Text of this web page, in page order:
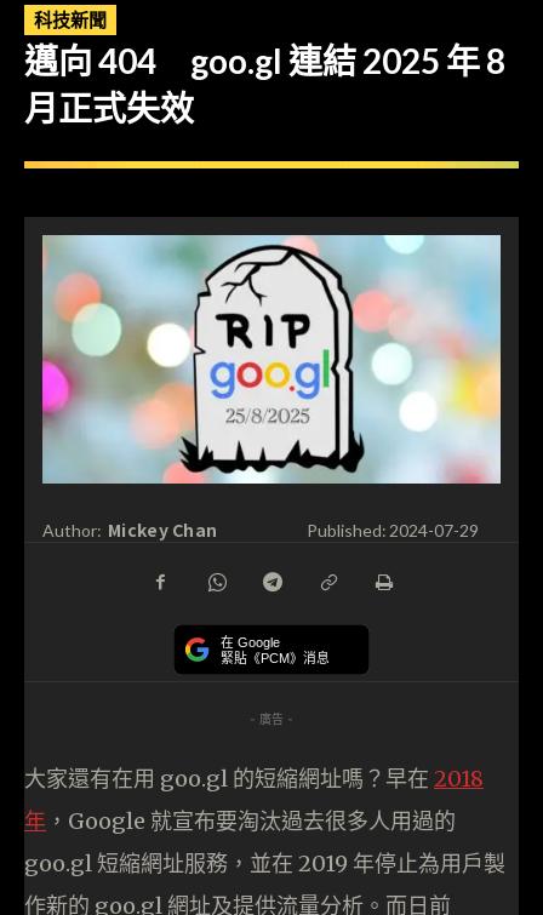
科技新聞
邁向 404 goo.gl 連結 2025 年 8
月正式失效
Author: Mickey Chan Published:2024-07-29
在 Google
緊貼《PCM》消息
- 廣告 -
大家還有在用 goo.gl 的短縮網址嗎？早在 2018
年 ，Google 就宣布要淘汰過去很多人用過的
goo.gl 短縮網址服務，並在 2019 年停止為用戶製
作新的 goo.gl 網址及提供流量分析。而日前